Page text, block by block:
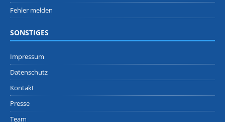
Fehler melden
SONSTIGES
Impressum
Datenschutz
Kontakt
Presse
Team